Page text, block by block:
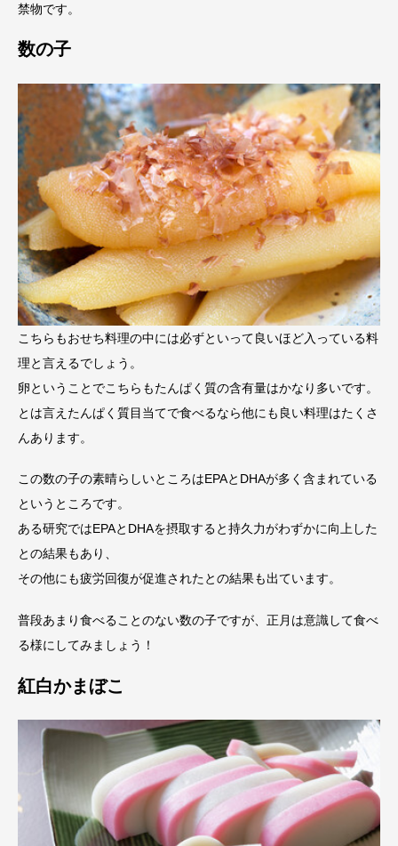
禁物です。
数の子
こちらもおせち料理の中には必ずといって良いほど入っている料
理と言えるでしょう。
卵ということでこちらもたんぱく質の含有量はかなり多いです。
とは言えたんぱく質目当てで食べるなら他にも良い料理はたくさ
んあります。
この数の子の素晴らしいところはEPAとDHAが多く含まれている
というところです。
ある研究ではEPAとDHAを摂取すると持久力がわずかに向上した
との結果もあり、
その他にも疲労回復が促進されたとの結果も出ています。
普段あまり食べることのない数の子ですが、正月は意識して食べ
る様にしてみましょう！
紅白かまぼこ